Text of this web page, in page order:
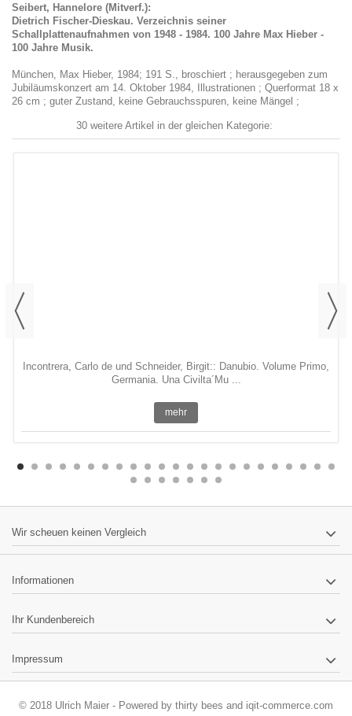
Seibert, Hannelore (Mitverf.):
Dietrich Fischer-Dieskau. Verzeichnis seiner
Schallplattenaufnahmen von 1948 - 1984. 100 Jahre Max Hieber -
100 Jahre Musik.
München, Max Hieber, 1984; 191 S., broschiert ; herausgegeben zum
Jubiläumskonzert am 14. Oktober 1984, Illustrationen ; Querformat 18 x
26 cm ; guter Zustand, keine Gebrauchsspuren, keine Mängel ;
30 weitere Artikel in der gleichen Kategorie:
Incontrera, Carlo de und Schneider, Birgit:: Danubio. Volume Primo,
Germania. Una Civilta´Mu ...
mehr
Wir scheuen keinen Vergleich
Informationen
Ihr Kundenbereich
Impressum
© 2018 Ulrich Maier - Powered by thirty bees and iqit-commerce.com